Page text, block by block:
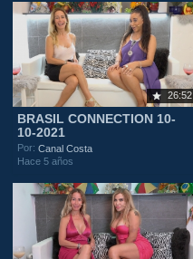
26:52
BRASIL CONNECTION 10-
10-2021
Por:Canal Costa
Hace 5 años